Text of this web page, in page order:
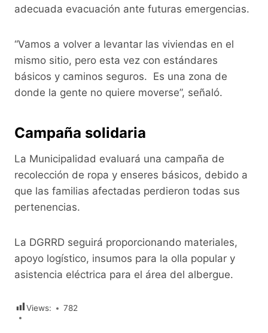
adecuada evacuación ante futuras emergencias.
“Vamos a volver a levantar las viviendas en el
mismo sitio, pero esta vez con estándares
básicos y caminos seguros. Es una zona de
donde la gente no quiere moverse”, señaló.
Campaña solidaria
La Municipalidad evaluará una campaña de
recolección de ropa y enseres básicos, debido a
que las familias afectadas perdieron todas sus
pertenencias.
La DGRRD seguirá proporcionando materiales,
apoyo logístico, insumos para la olla popular y
asistencia eléctrica para el área del albergue.
Views: 782